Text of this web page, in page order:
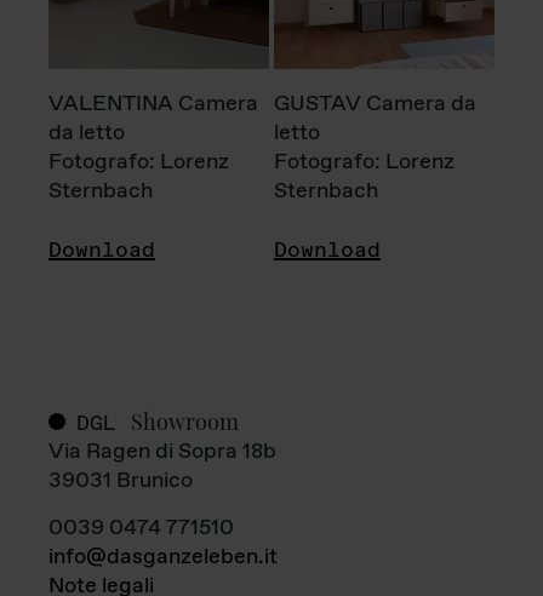
VALENTINA Camera
da letto
Fotografo: Lorenz
Sternbach
Download
GUSTAV Camera da
letto
Fotografo: Lorenz
Sternbach
Download
DGL Showroom
Via Ragen di Sopra 18b
39031 Brunico
0039 0474 771510
info@dasganzeleben.it
Note legali